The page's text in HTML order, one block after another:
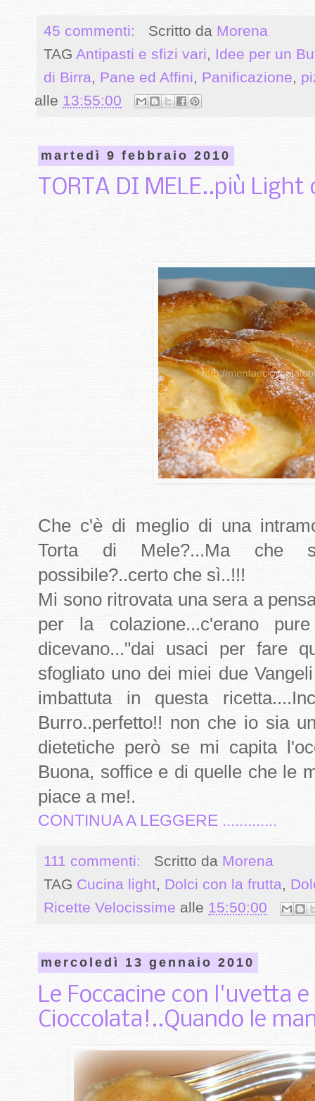
45 commenti: Scritto da Morena
TAG Antipasti e sfizi vari, Idee per un
di Birra, Pane ed Affini, Panificazione,
alle 13:55:00
martedì 9 febbraio 2010
TORTA DI MELE..più
Che c'è di meglio di una
Torta di Mele?...Ma che
possibile?..certo che sì..!!!
Mi sono ritrovata una sera a
per la colazione...c'erano
dicevano..."dai usaci per fare
sfogliato uno dei miei due
imbattuta in questa
Burro..perfetto!! non che io sia
dietetiche però se mi capita
Buona, soffice e di quelle che le
piace a me!.
CONTINUA A LEGGERE .............
111 commenti: Scritto da Morena
TAG Cucina light, Dolci con la frutta,
Ricette Velocissime alle 15:50:00
mercoledì 13 gennaio 2010
Le Foccacine con l'uvetta
Cioccolata!..Quando le